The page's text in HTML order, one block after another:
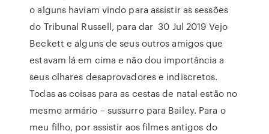
o alguns haviam vindo para assistir as sessões
do Tribunal Russell, para dar 30 Jul 2019 Vejo
Beckett e alguns de seus outros amigos que
estavam lá em cima e não dou importância a
seus olhares desaprovadores e indiscretos.
Todas as coisas para as cestas de natal estão no
mesmo armário – sussurro para Bailey. Para o
meu filho, por assistir aos filmes antigos do